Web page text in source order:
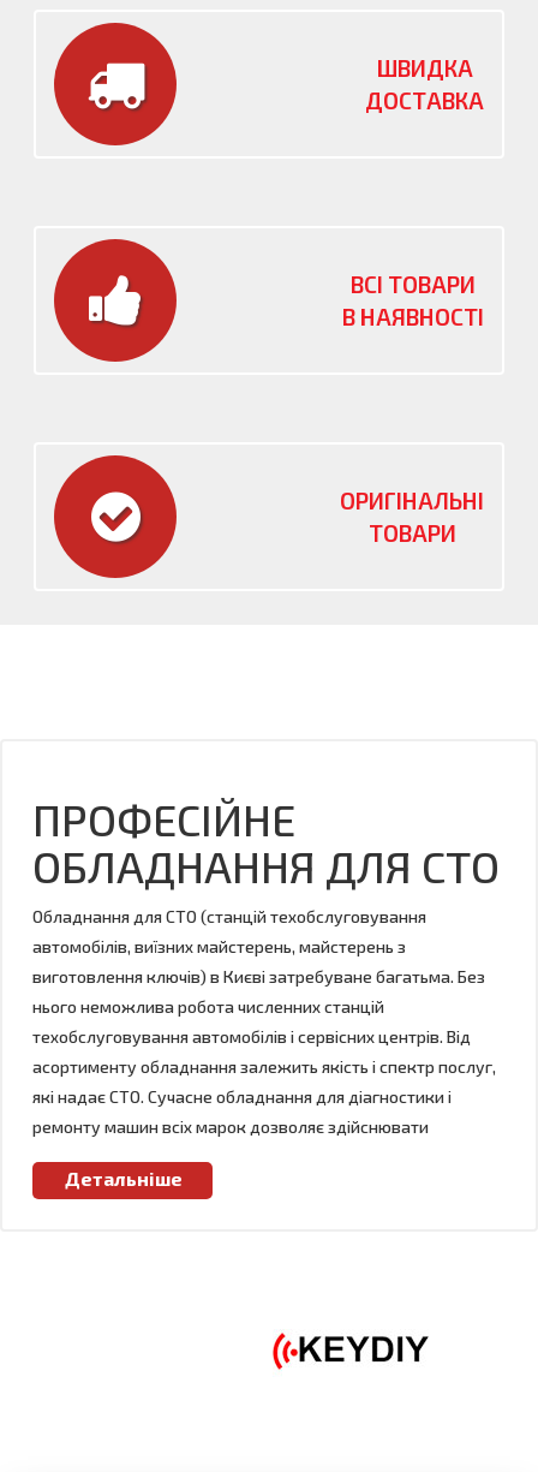
ШВИДКА
ДОСТАВКА
ВСІ ТОВАРИ
В НАЯВНОСТІ
ОРИГІНАЛЬНІ
ТОВАРИ
ПРОФЕСІЙНЕ
ОБЛАДНАННЯ ДЛЯ СТО
Обладнання для СТО (станцій техобслуговування
автомобілів, виїзних майстерень, майстерень з
виготовлення ключів) в Києві затребуване багатьма. Без
нього неможлива робота численних станцій
техобслуговування автомобілів і сервісних центрів. Від
асортименту обладнання залежить якість і спектр послуг,
які надає СТО. Сучасне обладнання для діагностики і
ремонту машин всіх марок дозволяє здійснювати
років випуску.
Існує безліч різновидів обладнання для СТО, перш за все,
воно поділяється на діагностичне і ремонтне. На
Детальніше